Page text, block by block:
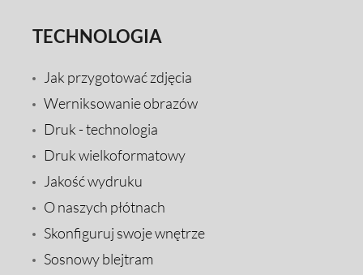
TECHNOLOGIA
Jak przygotować zdjęcia
Werniksowanie obrazów
Druk - technologia
Druk wielkoformatowy
Jakość wydruku
O naszych płótnach
Skonfiguruj swoje wnętrze
Sosnowy blejtram